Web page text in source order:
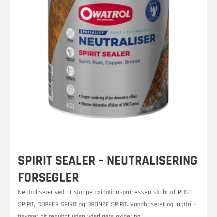
SPIRIT SEALER – NEUTRALISERING
FORSEGLER
Neutraliserer ved at stoppe oxidationsprocessen skabt af RUST
SPIRIT, COPPER SPIRIT og BRONZE SPIRIT. Vandbaseret og lugtfri –